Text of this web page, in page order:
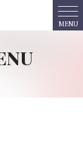
MENU